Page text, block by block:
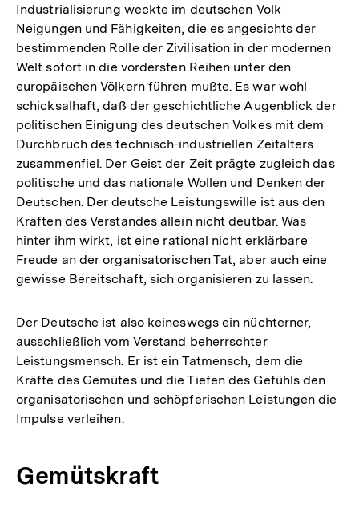
Industrialisierung weckte im deutschen Volk
Neigungen und Fähigkeiten, die es angesichts der
bestimmenden Rolle der Zivilisation in der modernen
Welt sofort in die vordersten Reihen unter den
europäischen Völkern führen mußte. Es war wohl
schicksalhaft, daß der geschichtliche Augenblick der
politischen Einigung des deutschen Volkes mit dem
Durchbruch des technisch-industriellen Zeitalters
zusammenfiel. Der Geist der Zeit prägte zugleich das
politische und das nationale Wollen und Denken der
Deutschen. Der deutsche Leistungswille ist aus den
Kräften des Verstandes allein nicht deutbar. Was
hinter ihm wirkt, ist eine rational nicht erklärbare
Freude an der organisatorischen Tat, aber auch eine
gewisse Bereitschaft, sich organisieren zu lassen.
Der Deutsche ist also keineswegs ein nüchterner,
ausschließlich vom Verstand beherrschter
Leistungsmensch. Er ist ein Tatmensch, dem die
Kräfte des Gemütes und die Tiefen des Gefühls den
organisatorischen und schöpferischen Leistungen die
Impulse verleihen.
Gemütskraft